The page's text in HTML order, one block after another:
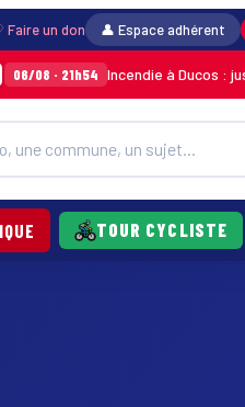
Faire un don 👤 Espace adhérent
· 21h54 Incendie à Ducos :
TOUR CYCLISTE